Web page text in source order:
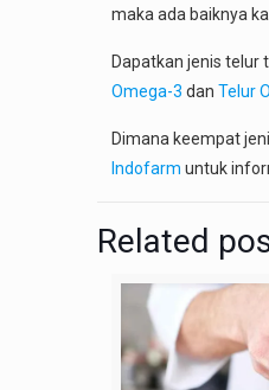
maka ada baiknya
Dapatkan jenis telur
Omega-3 dan Telur
Dimana keempat
Indofarm untuk
Related